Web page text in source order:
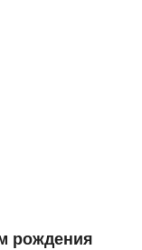
рождения